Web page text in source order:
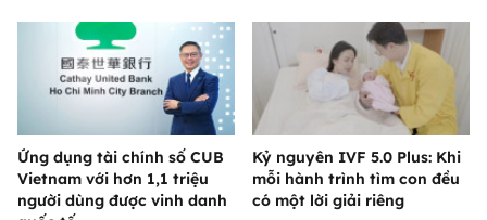
Ứng dụng tài chính số CUB
Vietnam với hơn 1,1 triệu
người dùng được vinh danh
Kỷ nguyên IVF 5.0 Plus: Khi
mỗi hành trình tìm con đều
có một lời giải riêng